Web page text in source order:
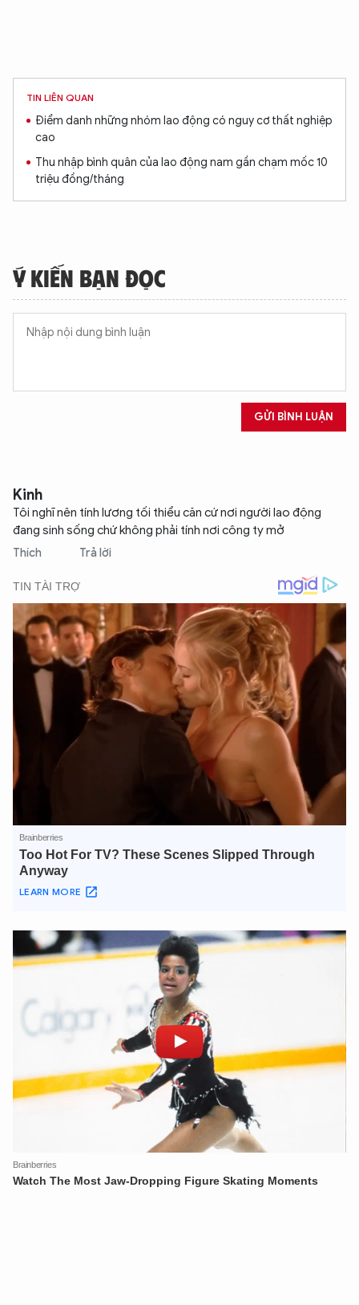
TIN LIÊN QUAN
Điểm danh những nhóm lao động có nguy cơ thất nghiệp
cao
Thu nhập bình quân của lao động nam gần chạm mốc 10
triệu đồng/tháng
Ý KIẾN BẠN ĐỌC
GỬI BÌNH LUẬN
Kinh
Tôi nghĩ nên tính lương tối thiểu căn cứ nơi người lao động
đang sinh sống chứ không phải tính nơi công ty mở
Thích Trả lời
XIN CHÀO,
TÔI LÀ CHATBOT CỦA